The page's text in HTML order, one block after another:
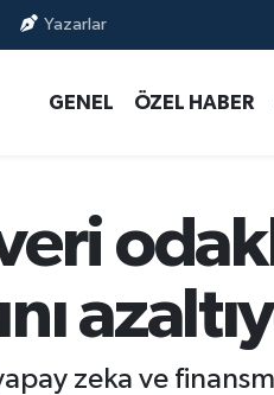
Yazarlar
GENEL ÖZEL HABER
zeka ve